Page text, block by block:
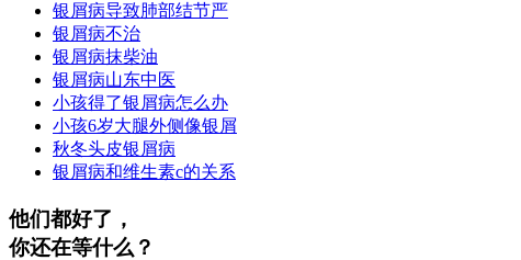
银屑病导致肺部结节严
银屑病不治
银屑病抹柴油
银屑病山东中医
小孩得了银屑病怎么办
小孩6岁大腿外侧像银屑
秋冬头皮银屑病
银屑病和维生素c的关系
他们都好了，
你还在等什么？